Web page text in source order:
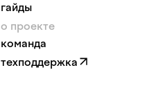
гайды
о проекте
команда
техподдержка